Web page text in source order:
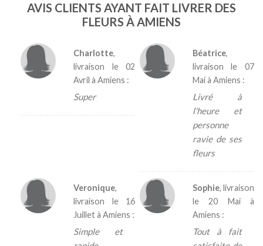
AVIS CLIENTS AYANT FAIT LIVRER DES
FLEURS À AMIENS
Charlotte,
livraison le02
Avril à Amiens :
Super
Béatrice,
livraison le 07
Maià Amiens :
Livré à
l'heure et
personne
ravie de ses
fleurs
Veronique,
livraison le 16
Juilletà Amiens :
Simple et
Sophie, livraison
le20 Maià
Amiens :
Tout à fait